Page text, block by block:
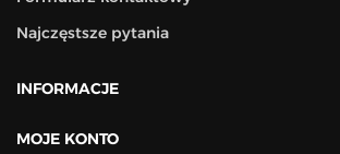
Najczęstsze pytania
INFORMACJE
MOJE KONTO